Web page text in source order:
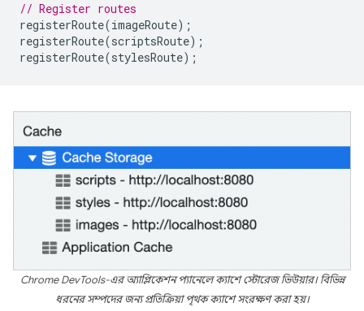
// Register routes
registerRoute(imageRoute);
registerRoute(scriptsRoute);
registerRoute(stylesRoute);
Chrome DevTools-এর অ্যাপ্লিকেশন প্যানেলে ক্যাশে স্টোরেজ ভিউয়ার। বিভিন্ন
ধরনের সম্পদের জন্য প্রতিক্রিয়া পৃথক ক্যাশে সংরক্ষণ করা হয়।